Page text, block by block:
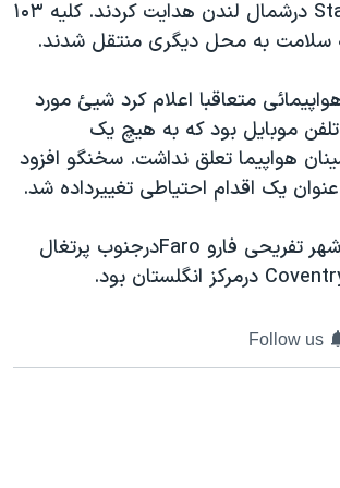
به اسرائیل
دادخواهی
کادر رهبری ایران
۹۸
استانستد Stansted درشمال لندن هدايت کردند. کليه ۱۰۳
سلامت به محل ديگری منتقل شدند.
متعاقبا اعلام کرد شيئ مورد
موبايل بود که به هيچ يک
هواپيما تعلق نداشت. سخنگو افزود
يک اقدام احتياطی تغييرداده شد.
هواپيما دراصل ازشهر تفريحی فارو Faroدرجنوب پرتغال
Follow us